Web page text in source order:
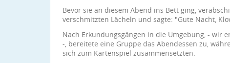
Bevor sie an diesem Abend ins Bett ging,
verschmitzten Lächeln und sagte: "Gute Nacht,
Nach Erkundungsgängen in die Umgebung, - wir
-, bereitete eine Gruppe das Abendessen zu,
sich zum Kartenspiel zusammensetzten.